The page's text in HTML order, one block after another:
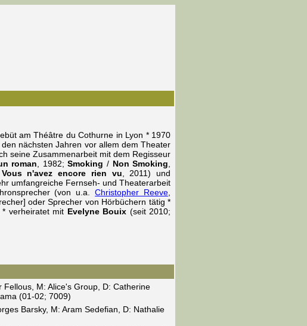
am Théâtre du Cothurne in Lyon * 1970
nächsten Jahren vor allem dem Theater
seine Zusammenarbeit mit dem Regisseur
roman , 1982;Smoking / Non Smoking
Vous n'avez encore rien vu , 2011) und
umfangreiche Fernseh- und Theaterarbeit
(von u.a.Christopher Reeve
oder Sprecher von Hörbüchern tätig *
verheiratet mit Evelyne Bouix (seit 2010;
M: Alice's Group, D: Catherine
(01-02; 7009)
Barsky, M: Aram Sedefian, D: Nathalie